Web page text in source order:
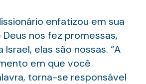
enfatizou em sua
nos fez promessas,
elas são nossas. “A
em que você
torna-se responsável